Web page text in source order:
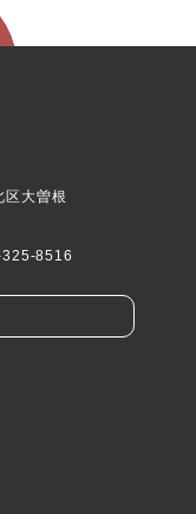
大曽根
8516